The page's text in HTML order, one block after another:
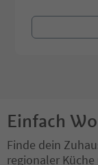
Einfach
Finde dein
regionaler